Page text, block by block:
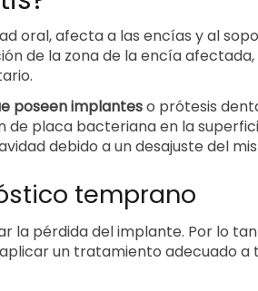
oral, afecta a las encías y al
de la zona de la encía
poseen implanteso prótesis
placa bacteriana en la
debido a un desajuste del
temprano
la pérdida del implante. Por lo
un tratamiento adecuado a